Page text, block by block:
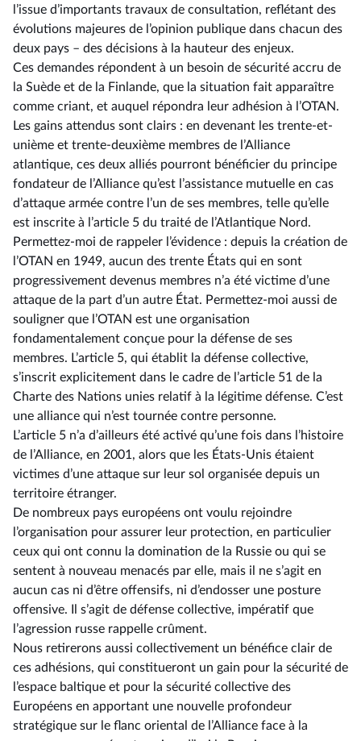
l’issue d’importants travaux de consultation, reflétant des
évolutions majeures de l’opinion publique dans chacun des
deux pays –⁠ des décisions à la hauteur des enjeux.
Ces demandes répondent à un besoin de sécurité accru de
la Suède et de la Finlande, que la situation fait apparaître
comme criant, et auquel répondra leur adhésion à l’OTAN.
Les gains attendus sont clairs : en devenant les trente-et-
unième et trente-deuxième membres de l’Alliance
atlantique, ces deux alliés pourront bénéficier du principe
fondateur de l’Alliance qu’est l’assistance mutuelle en cas
d’attaque armée contre l’un de ses membres, telle qu’elle
est inscrite à l’article 5 du traité de l’Atlantique Nord.
Permettez-moi de rappeler l’évidence : depuis la création de
l’OTAN en 1949, aucun des trente États qui en sont
progressivement devenus membres n’a été victime d’une
attaque de la part d’un autre État. Permettez-moi aussi de
souligner que l’OTAN est une organisation
fondamentalement conçue pour la défense de ses
membres. L’article 5, qui établit la défense collective,
s’inscrit explicitement dans le cadre de l’article 51 de la
Charte des Nations unies relatif à la légitime défense. C’est
une alliance qui n’est tournée contre personne.
L’article 5 n’a d’ailleurs été activé qu’une fois dans l’histoire
de l’Alliance, en 2001, alors que les États-Unis étaient
victimes d’une attaque sur leur sol organisée depuis un
territoire étranger.
De nombreux pays européens ont voulu rejoindre
l’organisation pour assurer leur protection, en particulier
ceux qui ont connu la domination de la Russie ou qui se
sentent à nouveau menacés par elle, mais il ne s’agit en
aucun cas ni d’être offensifs, ni d’endosser une posture
offensive. Il s’agit de défense collective, impératif que
l’agression russe rappelle crûment.
Nous retirerons aussi collectivement un bénéfice clair de
ces adhésions, qui constitueront un gain pour la sécurité de
l’espace baltique et pour la sécurité collective des
Européens en apportant une nouvelle profondeur
stratégique sur le flanc oriental de l’Alliance face à la